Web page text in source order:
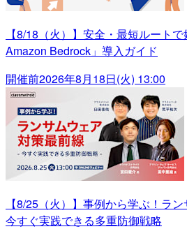
【8/18（火）】安全・最短ルート
Amazon Bedrock」導入ガイド
開催前2026年8月18日(火) 13:00
【8/25（火）】事例から学ぶ！ラ
今すぐ実践できる多重防御戦略